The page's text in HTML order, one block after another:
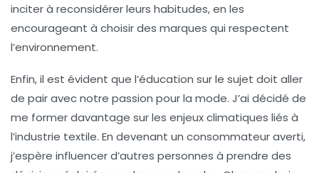
inciter à reconsidérer leurs habitudes, en les
encourageant à choisir des marques qui respectent
l’environnement.
Enfin, il est évident que l’éducation sur le sujet doit aller
de pair avec notre passion pour la mode. J’ai décidé de
me former davantage sur les enjeux climatiques liés à
l’industrie textile. En devenant un consommateur averti,
j’espère influencer d’autres personnes à prendre des